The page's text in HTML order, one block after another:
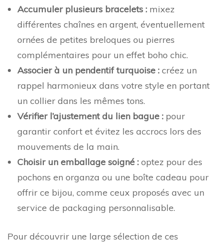
Accumuler plusieurs bracelets : mixez
différentes chaînes en argent, éventuellement
ornées de petites breloques ou pierres
complémentaires pour un effet boho chic.
Associer à un pendentif turquoise : créez un
rappel harmonieux dans votre style en portant
un collier dans les mêmes tons.
Vérifier l’ajustement du lien bague : pour
garantir confort et évitez les accrocs lors des
mouvements de la main.
Choisir un emballage soigné : optez pour des
pochons en organza ou une boîte cadeau pour
offrir ce bijou, comme ceux proposés avec un
service de packaging personnalisable.
Pour découvrir une large sélection de ces